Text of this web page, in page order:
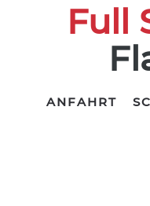
Full
ANFAHRT